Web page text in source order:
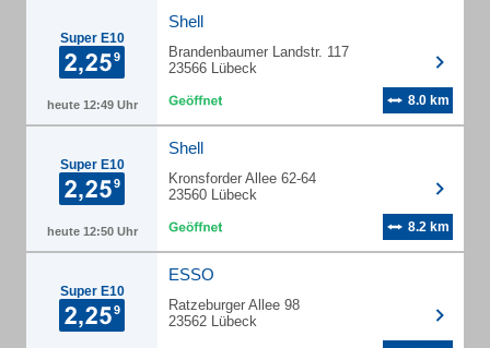
Super E10
heute 12:49 Uhr
Shell
Brandenbaumer Landstr. 117
23566 Lübeck
8.0 km
Super E10
heute 12:50 Uhr
Shell
Kronsforder Allee 62-64
23560 Lübeck
8.2 km
Super E10
ESSO
Ratzeburger Allee 98
23562 Lübeck